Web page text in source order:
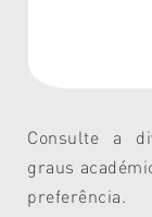
Consulte a
graus
preferência.